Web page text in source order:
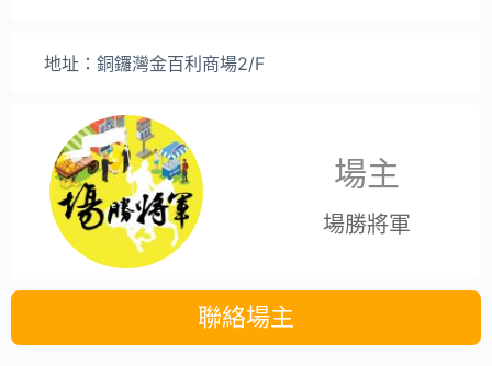
地址：銅鑼灣金百利商場2/F
場主
場勝將軍
聯絡場主